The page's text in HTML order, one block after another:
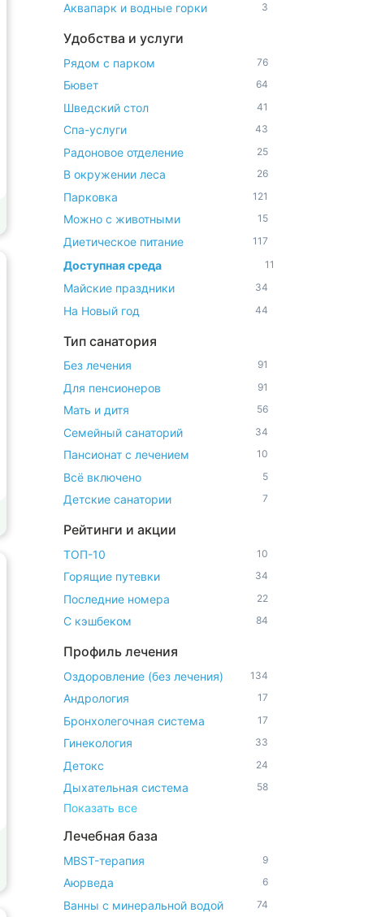
Аквапарк и водные горки 3
Удобства и услуги
Рядом с парком 76
Бювет 64
Шведский стол 41
Спа-услуги 43
Радоновое отделение 25
В окружении леса 26
Парковка 121
Можно с животными 15
Диетическое питание 117
Доступная среда 11
Майские праздники 34
На Новый год 44
Тип санатория
Без лечения 91
Для пенсионеров 91
Мать и дитя 56
Семейный санаторий 34
Пансионат с лечением 10
Всё включено 5
Детские санатории 7
Рейтинги и акции
ТОП-10 10
Горящие путевки 34
Последние номера 22
С кэшбеком 84
Профиль лечения
Оздоровление (без лечения) 134
Андрология 17
Бронхолегочная система 17
Гинекология 33
Детокс 24
Дыхательная система 58
Показать все
Лечебная база
MBST-терапия 9
Аюрведа 6
Ванны с минеральной водой 74